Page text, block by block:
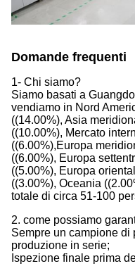
Domande frequenti
1- Chi siamo?
Siamo basati a
vendiamo in Nord
((14.00%), Asia
((10.00%), Mercato
((6.00%),Europa
((6.00%), Europa
((5.00%), Europa
((3.00%), Oceania
totale di circa 51-100
2. come possiamo
Sempre un campione di
produzione in serie;
Ispezione finale prima